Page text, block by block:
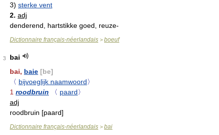
3) sterke vent
2. adj
denderend, hartstikke goed, reuze-
Dictionnaire français-néerlandais > boeuf
3
bai
bai, baie [be]
〈 bijvoeglijk naamwoord〉
1 roodbruin 〈 paard〉
adj
roodbruin [paard]
Dictionnaire français-néerlandais > bai